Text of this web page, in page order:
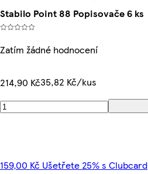
Stabilo Point 88 Popisovače 6 ks
Zatím žádné hodnocení
214,90 Kč35,82 Kč/kus
159,00 Kč Ušetřete 25% s Clubcard